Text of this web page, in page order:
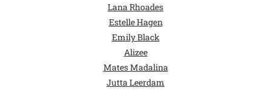
Lana Rhoades
Estelle Hagen
Emily Black
Alizee
Mates Madalina
Jutta Leerdam